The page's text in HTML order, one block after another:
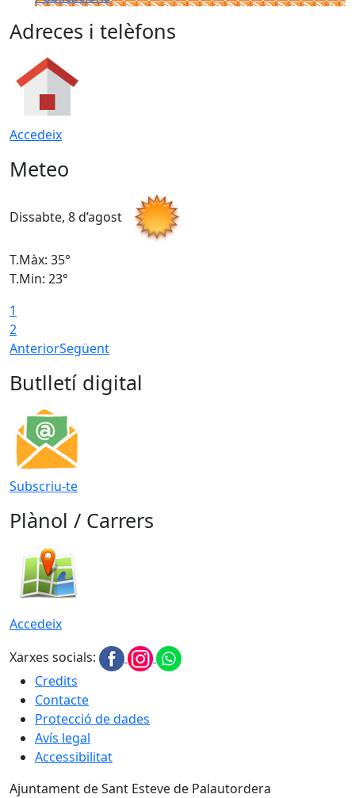
Adreces i telèfons
Accedeix
Meteo
Dissabte, 8 d’agost
T.Màx: 35°
T.Min: 23°
1
2
AnteriorSegüent
Butlletí digital
Subscriu-te
Plànol / Carrers
Accedeix
Xarxes socials:
Credits
Contacte
Protecció de dades
Avís legal
Accessibilitat
Ajuntament de Sant Esteve de Palautordera